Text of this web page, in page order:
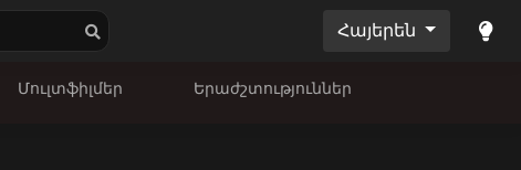
Հայերեն
Մուլտֆիլմեր Երաժշտություններ